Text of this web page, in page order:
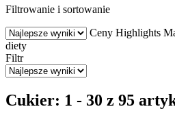
Filtrowanie i sortowanie
Ceny Highlights
diety
Filtr
Cukier: 1 - 30 z 95